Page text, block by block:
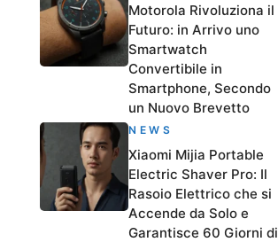
Motorola Rivoluziona il
Futuro: in Arrivo uno
Smartwatch
Convertibile in
Smartphone, Secondo
un Nuovo Brevetto
NEWS
Xiaomi Mijia Portable
Electric Shaver Pro: Il
Rasoio Elettrico che si
Accende da Solo e
Garantisce 60 Giorni di